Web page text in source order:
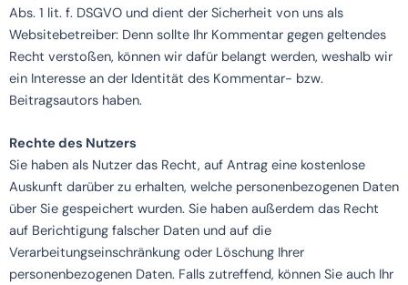
Abs. 1 lit. f. DSGVO und dient der Sicherheit von uns als
Websitebetreiber: Denn sollte Ihr Kommentar gegen geltendes
Recht verstoßen, können wir dafür belangt werden, weshalb wir
ein Interesse an der Identität des Kommentar- bzw.
Beitragsautors haben.
Rechte des Nutzers
Sie haben als Nutzer das Recht, auf Antrag eine kostenlose
Auskunft darüber zu erhalten, welche personenbezogenen Daten
über Sie gespeichert wurden. Sie haben außerdem das Recht
auf Berichtigung falscher Daten und auf die
Verarbeitungseinschränkung oder Löschung Ihrer
personenbezogenen Daten. Falls zutreffend, können Sie auch Ihr